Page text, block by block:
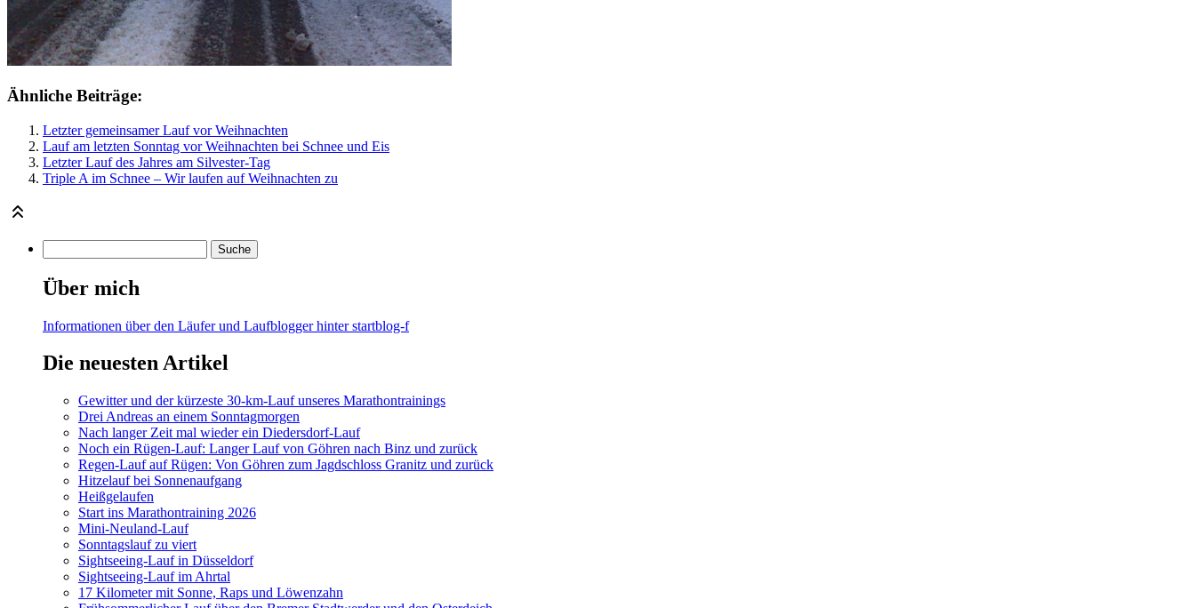
Ähnliche Beiträge:
Letzter gemeinsamer Lauf vor Weihnachten
Lauf am letzten Sonntag vor Weihnachten bei Schnee und Eis
Letzter Lauf des Jahres am Silvester-Tag
Triple A im Schnee – Wir laufen auf Weihnachten zu
Über mich
Informationen über den Läufer und Laufblogger hinter startblog-f
Die neuesten Artikel
Gewitter und der kürzeste 30-km-Lauf unseres Marathontrainings
Drei Andreas an einem Sonntagmorgen
Nach langer Zeit mal wieder ein Diedersdorf-Lauf
Noch ein Rügen-Lauf: Langer Lauf von Göhren nach Binz und zurück
Regen-Lauf auf Rügen: Von Göhren zum Jagdschloss Granitz und zurück
Hitzelauf bei Sonnenaufgang
Heißgelaufen
Start ins Marathontraining 2026
Mini-Neuland-Lauf
Sonntagslauf zu viert
Sightseeing-Lauf in Düsseldorf
Sightseeing-Lauf im Ahrtal
17 Kilometer mit Sonne, Raps und Löwenzahn